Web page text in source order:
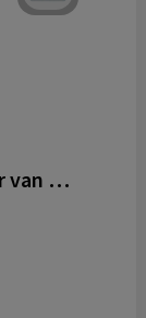
Americano® geïsoleerde beker van 350 ml